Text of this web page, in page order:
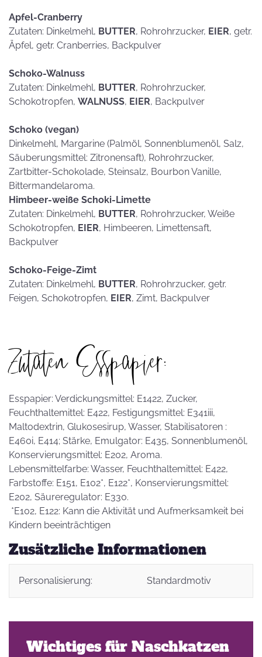
Apfel-Cranberry
Zutaten: Dinkelmehl, BUTTER, Rohrohrzucker, EIER, getr.
Äpfel, getr. Cranberries, Backpulver
Schoko-Walnuss
Zutaten: Dinkelmehl, BUTTER, Rohrohrzucker,
Schokotropfen, WALNUSS, EIER, Backpulver
Schoko (vegan)
Dinkelmehl, Margarine (Palmöl, Sonnenblumenöl, Salz,
Säuberungsmittel: Zitronensaft), Rohrohrzucker,
Zartbitter-Schokolade, Steinsalz, Bourbon Vanille,
Bittermandelaroma.
Himbeer-weiße Schoki-Limette
Zutaten: Dinkelmehl, BUTTER, Rohrohrzucker, Weiße
Schokotropfen, EIER, Himbeeren, Limettensaft,
Backpulver
Schoko-Feige-Zimt
Zutaten: Dinkelmehl, BUTTER, Rohrohrzucker, getr.
Feigen, Schokotropfen, EIER, Zimt, Backpulver
Zutaten Esspapier:
Esspapier: Verdickungsmittel: E1422, Zucker,
Feuchthaltemittel: E422, Festigungsmittel: E341iii,
Maltodextrin, Glukosesirup, Wasser, Stabilisatoren :
E460i, E414; Stärke, Emulgator: E435, Sonnenblumenöl,
Konservierungsmittel: E202, Aroma.
Lebensmittelfarbe: Wasser, Feuchthaltemittel: E422,
Farbstoffe: E151, E102*, E122*, Konservierungsmittel:
E202, Säureregulator: E330.
*E102, E122: Kann die Aktivität und Aufmerksamkeit bei
Kindern beeinträchtigen
Zusätzliche Informationen
Personalisierung: Standardmotiv
Wichtiges für Naschkatzen